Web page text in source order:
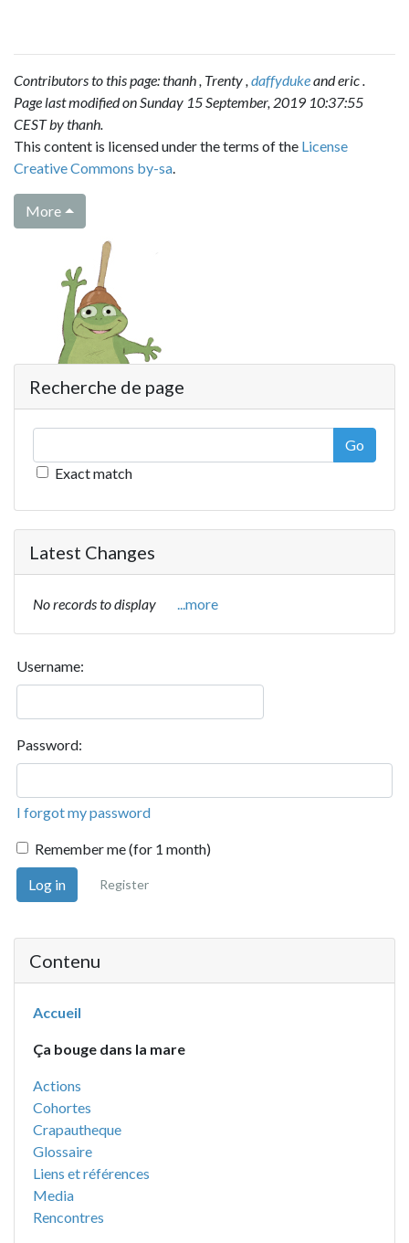
Contributors to this page:thanh Trenty daffydukeanderic
Page last modified on Sunday 15 September, 2019 10:37:55
CEST bythanh
This content is licensed under the terms of the License
Creative Commons by-sa
More
Recherche de page
Go
Exact match
Latest Changes
No records to display ...more
Username:
Password:
I forgot my password
Remember me (for 1 month)
Log in Register
Contenu
Accueil
Ça bouge dans la mare
Actions
Cohortes
Crapautheque
Glossaire
Liens et références
Media
Rencontres